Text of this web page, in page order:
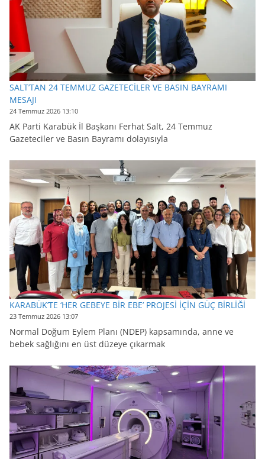
SALT’TAN 24 TEMMUZ GAZETECİLER VE BASIN BAYRAMI
MESAJI
24 Temmuz 2026 13:10
AK Parti Karabük İl Başkanı Ferhat Salt, 24 Temmuz
Gazeteciler ve Basın Bayramı dolayısıyla
KARABÜK’TE ‘HER GEBEYE BİR EBE’ PROJESİ İÇİN GÜÇ BİRLİĞİ
23 Temmuz 2026 13:07
Normal Doğum Eylem Planı (NDEP) kapsamında, anne ve
bebek sağlığını en üst düzeye çıkarmak